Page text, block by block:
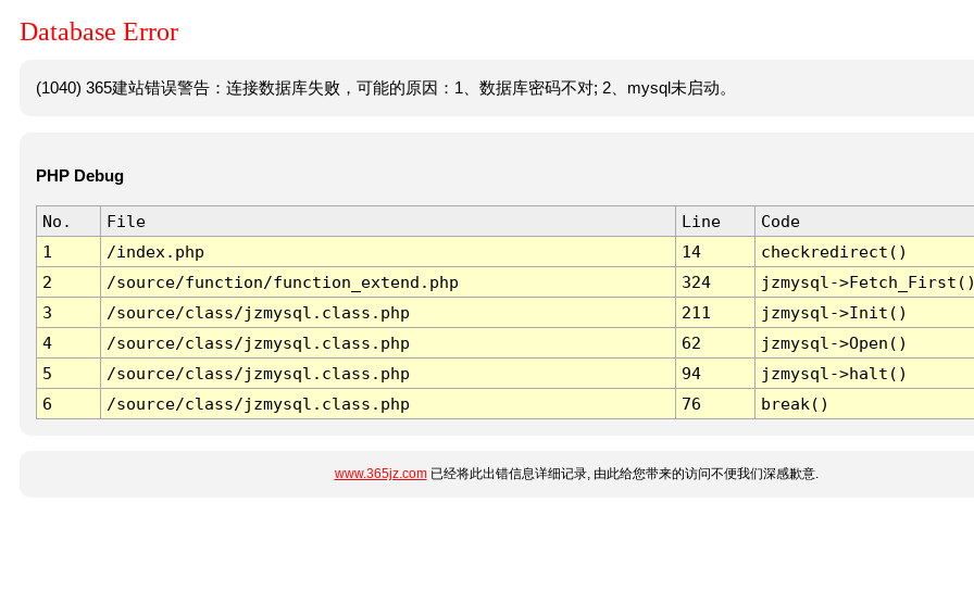
Database Error
(1040) 365建站错误警告：连接数据库失败，可能的原因：1、数据库密码不对; 2、mysql未启动。
PHP Debug
No. File Line
Code
1
/index.php 14
checkredirect()
2
/source/function/function_extend.php 324
jzmysql-
3
/source/class/jzmysql.class.php 211
jzmysql->Init()
4
/source/class/jzmysql.class.php 62
jzmysql->Open()
5
/source/class/jzmysql.class.php 94
jzmysql->halt()
6
/source/class/jzmysql.class.php 76 break()
www.365jz.com已经将此出错信息详细记录, 由此给您带来的访问不便我们深感歉意.